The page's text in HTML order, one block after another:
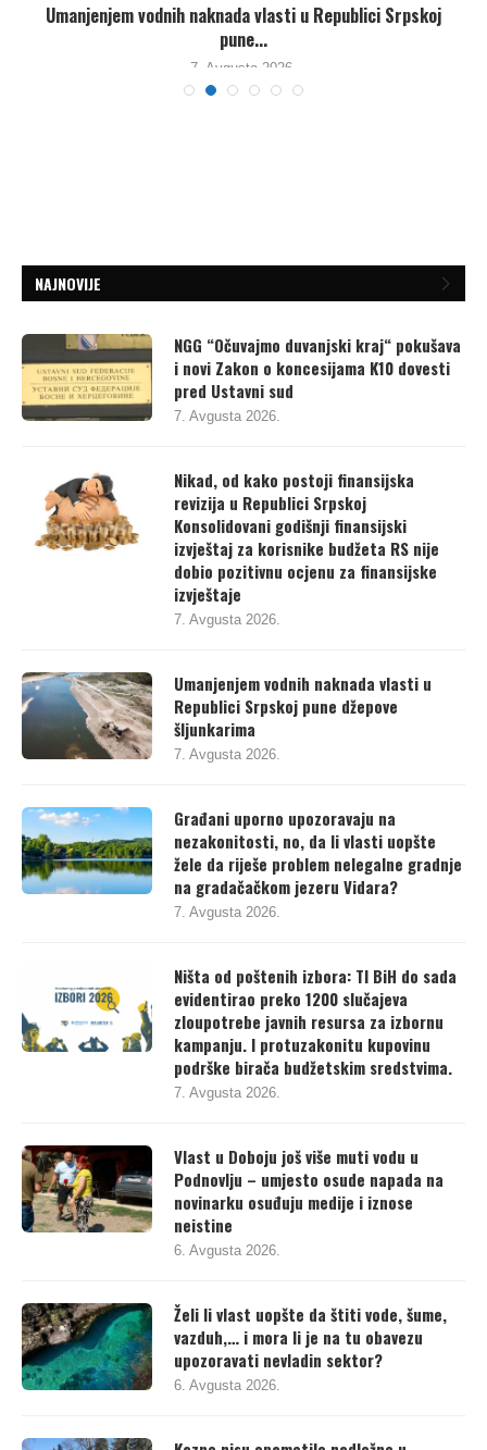
Umanjenjem vodnih naknada vlasti u Republici Srpskoj
pune...
7. Avgusta 2026.
NAJNOVIJE
NGG “Očuvajmo duvanjski kraj“ pokušava
i novi Zakon o koncesijama K10 dovesti
pred Ustavni sud
7. Avgusta 2026.
Nikad, od kako postoji finansijska
revizija u Republici Srpskoj
Konsolidovani godišnji finansijski
izvještaj za korisnike budžeta RS nije
dobio pozitivnu ocjenu za finansijske
izvještaje
7. Avgusta 2026.
Umanjenjem vodnih naknada vlasti u
Republici Srpskoj pune džepove
šljunkarima
7. Avgusta 2026.
Građani uporno upozoravaju na
nezakonitosti, no, da li vlasti uopšte
žele da riješe problem nelegalne gradnje
na gradačačkom jezeru Vidara?
7. Avgusta 2026.
Ništa od poštenih izbora: TI BiH do sada
evidentirao preko 1200 slučajeva
zloupotrebe javnih resursa za izbornu
kampanju. I protuzakonitu kupovinu
podrške birača budžetskim sredstvima.
7. Avgusta 2026.
Vlast u Doboju još više muti vodu u
Podnovlju – umjesto osude napada na
novinarku osuđuju medije i iznose
neistine
6. Avgusta 2026.
Želi li vlast uopšte da štiti vode, šume,
vazduh,… i mora li je na tu obavezu
upozoravati nevladin sektor?
6. Avgusta 2026.